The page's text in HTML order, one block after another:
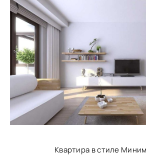
Квартира в стиле